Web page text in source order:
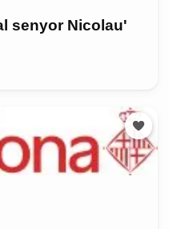
senyor Nicolau'